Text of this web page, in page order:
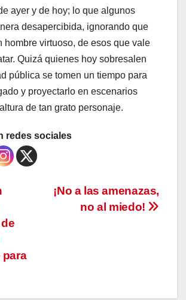
ayer y de hoy; lo que algunos
desapercibida, ignorando que
hombre virtuoso, de esos que vale
Quizá quienes hoy sobresalen
pública se tomen un tiempo para
y proyectarlo en escenarios
de tan grato personaje.
redes sociales
¡No a las amenazas,
no al miedo!